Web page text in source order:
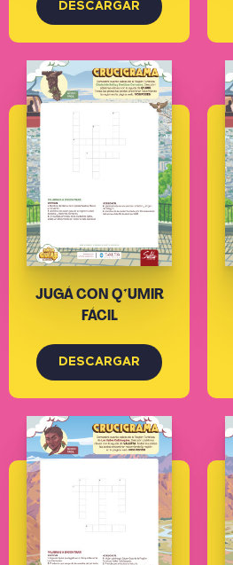
DESCARGAR
JUGÁ CON Q'UMIR
FÁCIL
DESCARGAR